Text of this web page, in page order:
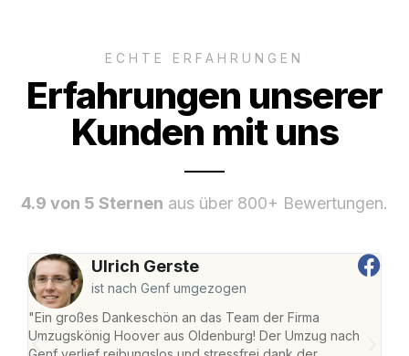
ECHTE ERFAHRUNGEN
Erfahrungen unserer
Kunden mit uns
4.9 von 5 Sternen aus über 800+ Bewertungen.
Ulrich Gerste
ist nach Genf umgezogen
"Ein großes Dankeschön an das Team der Firma
Umzugskönig Hoover aus Oldenburg! Der Umzug nach